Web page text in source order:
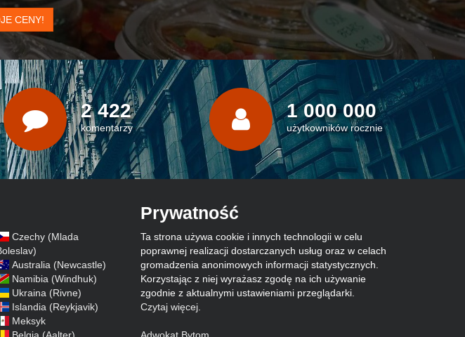
CENY!
2 422
komentarzy
1 000 000
użytkowników rocznie
Czechy (Mlada
Australia (Newcastle)
Namibia (Windhuk)
Ukraina (Rivne)
Islandia (Reykjavik)
Meksyk
Prywatność
Ta strona używa cookie i innych technologii w celu
poprawnej realizacji dostarczanych usług oraz w celach
gromadzenia anonimowych informacji statystycznych.
Korzystając z niej wyrażasz zgodę na ich używanie
zgodnie z aktualnymi ustawieniami przeglądarki.
Czytaj więcej